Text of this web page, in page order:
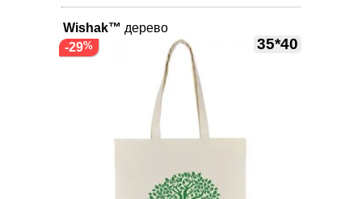
Wishak™ дерево
35*40
-29